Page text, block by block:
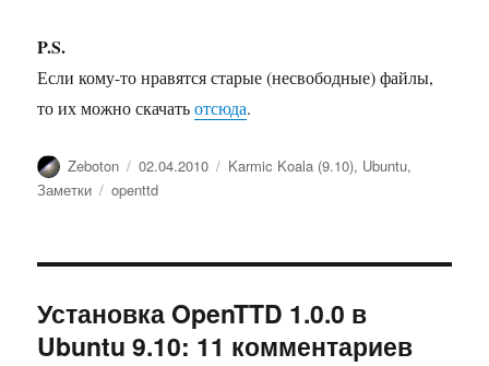
P.S.
Если кому-то нравятся старые (несвободные) файлы,
то их можно скачатьотсюда.
Автор
Zeboton Опубликовано
02.04.2010 Рубрики
Karmic Koala (9.10), Ubuntu,
Заметки
Метки
openttd
Установка OpenTTD 1.0.0 в
Ubuntu 9.10: 11 комментариев